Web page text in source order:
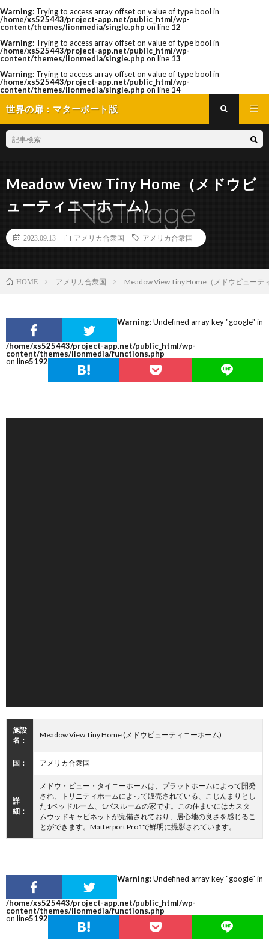
Warning: Trying to access array offset on value of type bool in
/home/xs525443/project-app.net/public_html/wp-
content/themes/lionmedia/single.php on line 12
Warning: Trying to access array offset on value of type bool in
/home/xs525443/project-app.net/public_html/wp-
content/themes/lionmedia/single.php on line 13
Warning: Trying to access array offset on value of type bool in
/home/xs525443/project-app.net/public_html/wp-
content/themes/lionmedia/single.php on line 14
世界の扉：マターポート版
Meadow View Tiny Home（メドウビ
ューティニーホーム）
2023.09.13 アメリカ合衆国 アメリカ合衆国
HOME アメリカ合衆国 Meadow View Tiny Home（メドウビューテ
Warning: Undefined array key "google" in
/home/xs525443/project-app.net/public_html/wp-
content/themes/lionmedia/functions.php
on line5192
施設
名：
Meadow View Tiny Home (メドウビューティニーホーム)
国： アメリカ合衆国
詳
細：
メドウ・ビュー・タイニーホームは、プラットホームによって開発
され、トリニティホームによって販売されている、こじんまりとし
た1ベッドルーム、1バスルームの家です。この住まいにはカスタ
ムウッドキャビネットが完備されており、居心地の良さを感じるこ
とができます。Matterport Pro1で鮮明に撮影されています。
Warning: Undefined array key "google" in
/home/xs525443/project-app.net/public_html/wp-
content/themes/lionmedia/functions.php
on line5192